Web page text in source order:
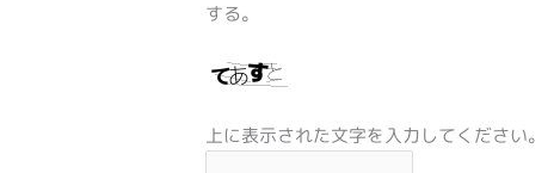
する。
上に表示された文字を入力してください。